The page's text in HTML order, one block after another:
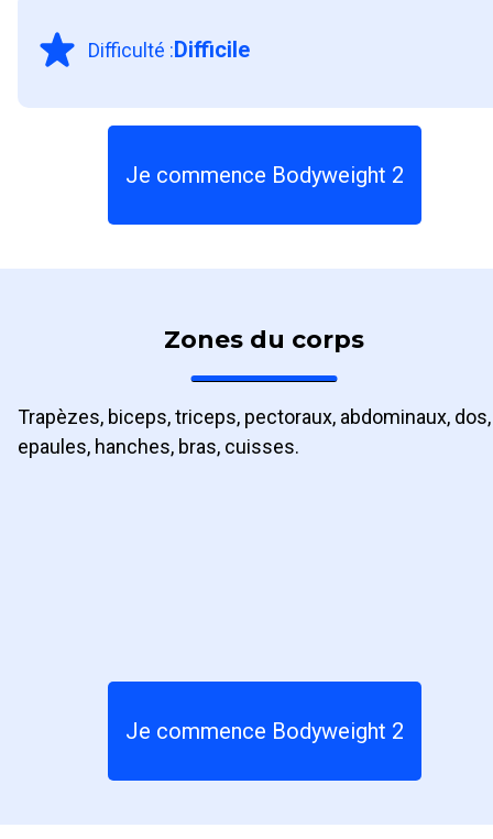
Difficile
Difficulté :
Je commence Bodyweight 2
Zones du corps
Trapèzes, biceps, triceps, pectoraux, abdominaux, dos,
epaules, hanches, bras, cuisses.
Je commence Bodyweight 2